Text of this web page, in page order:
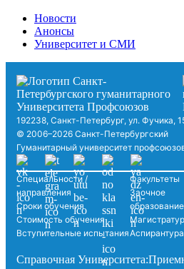
Новости
Анонсы
Университет и СМИ
192238, Санкт-Петербург, ул. Фучика,
© 2006–2026 Санкт-Петербургский
Гуманитарный университет
Специальности /
направления
Сроки обучения
Стоимость обучения
Вступительные испытания
Факультеты
Заочное
образование
Аспирантура
Справочная Университета: